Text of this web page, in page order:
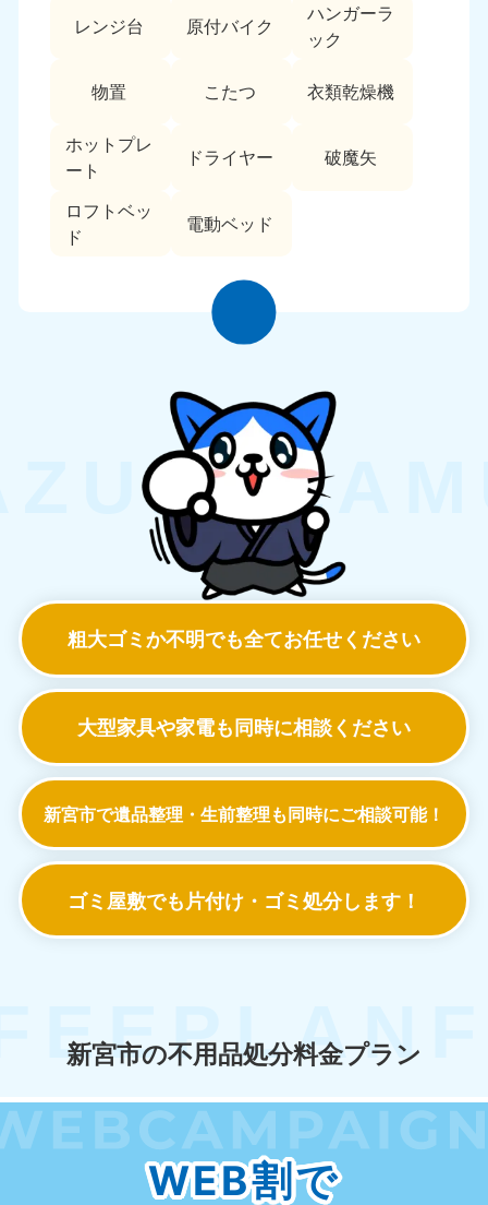
レンジ台 原付バイク
ハンガーラ
ック
物置 こたつ 衣類乾燥機
ホットプレ
ート
ドライヤー 破魔矢
ロフトベッ
ド
電動ベッド
粗大ゴミか不明でも全てお任せください
大型家具や家電も同時に相談ください
新宮市で遺品整理・生前整理も同時にご相談可能！
ゴミ屋敷でも 片付け・ゴミ処分します！
新宮市の不用品処分料金プラン
WEB割で